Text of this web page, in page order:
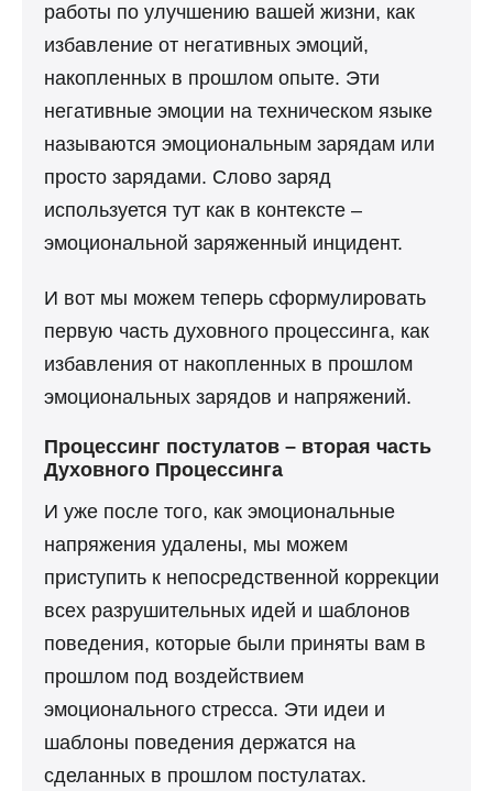
работы по улучшению вашей жизни, как
избавление от негативных эмоций,
накопленных в прошлом опыте. Эти
негативные эмоции на техническом языке
называются эмоциональным зарядам или
просто зарядами. Слово заряд
используется тут как в контексте –
эмоциональной заряженный инцидент.
И вот мы можем теперь сформулировать
первую часть духовного процессинга, как
избавления от накопленных в прошлом
эмоциональных зарядов и напряжений.
Процессинг постулатов – вторая часть
Духовного Процессинга
И уже после того, как эмоциональные
напряжения удалены, мы можем
приступить к непосредственной коррекции
всех разрушительных идей и шаблонов
поведения, которые были приняты вам в
прошлом под воздействием
эмоционального стресса. Эти идеи и
шаблоны поведения держатся на
сделанных в прошлом постулатах.